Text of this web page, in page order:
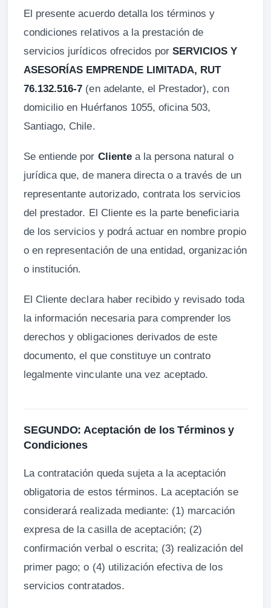
El presente acuerdo detalla los términos y
condiciones relativos a la prestación de
servicios jurídicos ofrecidos porSERVICIOS Y
ASESORÍAS EMPRENDE LIMITADA, RUT
76.132.516-7 (en adelante, el Prestador), con
domicilio en Huérfanos 1055, oficina 503,
Santiago, Chile.
Se entiende por Clientea la persona natural o
jurídica que, de manera directa o a través de un
representante autorizado, contrata los servicios
del prestador. El Cliente es la parte beneficiaria
de los servicios y podrá actuar en nombre propio
o en representación de una entidad, organización
o institución.
El Cliente declara haber recibido y revisado toda
la información necesaria para comprender los
derechos y obligaciones derivados de este
documento, el que constituye un contrato
legalmente vinculante una vez aceptado.
SEGUNDO: Aceptación de los Términos y
Condiciones
La contratación queda sujeta a la aceptación
obligatoria de estos términos. La aceptación se
considerará realizada mediante: (1) marcación
expresa de la casilla de aceptación; (2)
confirmación verbal o escrita; (3) realización del
primer pago; o (4) utilización efectiva de los
servicios contratados.